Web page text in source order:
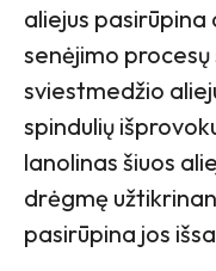
aliejus
senėjimo
sviestmedžio
spindulių
lanolinas šiuos
drėgmę
pasirūpina jos